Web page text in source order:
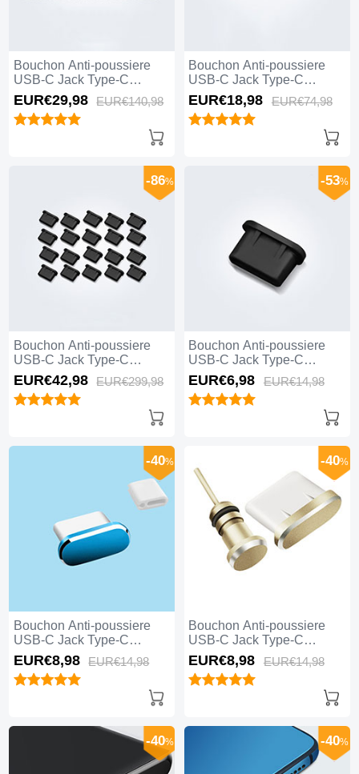
Bouchon Anti-poussiere
USB-C Jack Type-C
Universel 10PCS pour
Apple iPhone 15 Plus Noir
EUR€29,98 EUR€140,98
Bouchon Anti-poussiere
USB-C Jack Type-C
Universel 5PCS pour
Apple iPhone 15 Plus
Blanc
EUR€18,98 EUR€74,98
Bouchon Anti-poussiere
USB-C Jack Type-C
Universel 20PCS pour
Apple iPhone 15 Plus Noir
-86%
EUR€42,98 EUR€299,98
Bouchon Anti-poussiere
USB-C Jack Type-C
Universel H11 pour Apple
iPhone 15 Plus Noir
-53%
EUR€6,98 EUR€14,98
Bouchon Anti-poussiere
USB-C Jack Type-C
Universel H10 pour Apple
iPhone 15 Plus Bleu
-40%
EUR€8,98 EUR€14,98
Bouchon Anti-poussiere
USB-C Jack Type-C
Universel H09 pour Apple
iPhone 15 Plus Or
-40%
EUR€8,98 EUR€14,98
-40% -40%